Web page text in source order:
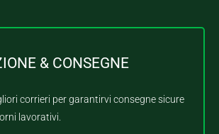
& CONSEGNE
corrieri per garantirvi consegne sicure
lavorativi.